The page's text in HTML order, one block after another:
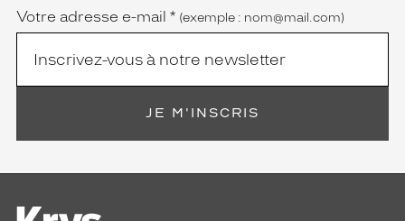
Votre adresse e-mail * (exemple : nom@mail.com)
JE M'INSCRIS